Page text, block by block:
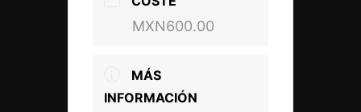
MXN600.00
MÁS
INFORMACIÓN